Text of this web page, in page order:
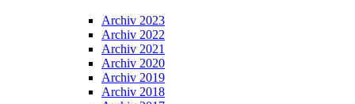
Archiv 2023
Archiv 2022
Archiv 2021
Archiv 2020
Archiv 2019
Archiv 2018